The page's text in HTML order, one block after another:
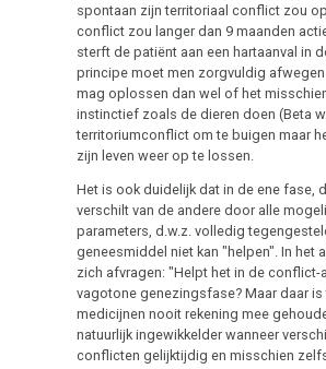
spontaan zijn territoriaal conflict zou
conflict zou langer dan 9 maanden
sterft de patiënt aan een hartaanval in
principe moet men zorgvuldig
mag oplossen dan wel of het
instinctief zoals de dieren doen (Beta
territoriumconflict om te buigen maar
zijn leven weer op te lossen.
Het is ook duidelijk dat in de ene fase,
verschilt van de andere door alle
parameters, d.w.z. volledig
geneesmiddel niet kan "helpen". In het
zich afvragen: "Helpt het in de
vagotone genezingsfase? Maar daar
medicijnen nooit rekening mee
natuurlijk ingewikkelder wanneer
conflicten gelijktijdig en misschien